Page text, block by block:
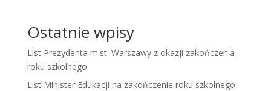
Ostatnie wpisy
List Prezydenta m.st. Warszawy z okazji zakończenia
roku szkolnego
List Minister Edukacji na zakończenie roku szkolnego